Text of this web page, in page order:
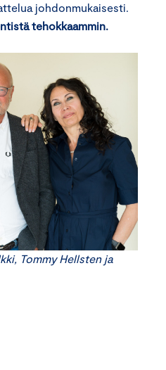
johdonmukaisesti.
tehokkaammin.
Tommy Hellsten ja